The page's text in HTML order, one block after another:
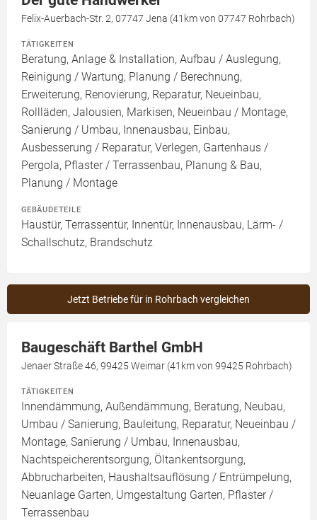
Felix-Auerbach-Str. 2, 07747 Jena (41km von 07747 Rohrbach)
TÄTIGKEITEN
Beratung, Anlage & Installation, Aufbau / Auslegung,
Reinigung / Wartung, Planung / Berechnung,
Erweiterung, Renovierung, Reparatur, Neueinbau,
Rollläden, Jalousien, Markisen, Neueinbau / Montage,
Sanierung / Umbau, Innenausbau, Einbau,
Ausbesserung / Reparatur, Verlegen, Gartenhaus /
Pergola, Pflaster / Terrassenbau, Planung & Bau,
Planung / Montage
GEBÄUDETEILE
Haustür, Terrassentür, Innentür, Innenausbau, Lärm- /
Schallschutz, Brandschutz
Jetzt Betriebe für in Rohrbach vergleichen
Baugeschäft Barthel GmbH
Jenaer Straße 46, 99425 Weimar (41km von 99425 Rohrbach)
TÄTIGKEITEN
Innendämmung, Außendämmung, Beratung, Neubau,
Umbau / Sanierung, Bauleitung, Reparatur, Neueinbau /
Montage, Sanierung / Umbau, Innenausbau,
Nachtspeicherentsorgung, Öltankentsorgung,
Abbrucharbeiten, Haushaltsauflösung / Entrümpelung,
Neuanlage Garten, Umgestaltung Garten, Pflaster /
Terrassenbau